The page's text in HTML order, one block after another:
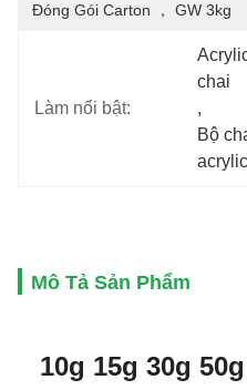
Đóng Gói Carton ， GW 3kg
Làm nổi bật:
chai
,
Bộ
acrylic
Mô Tả Sản Phẩm
10g 15g 30g